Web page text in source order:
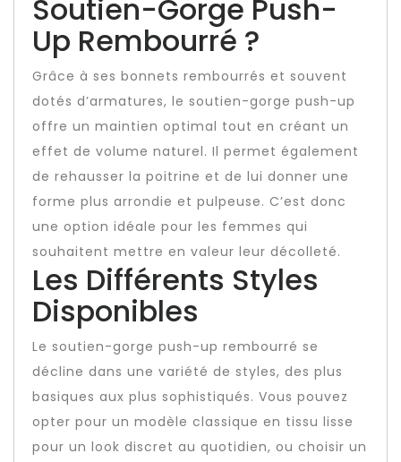
Soutien-Gorge Push-
Up Rembourré ?
Grâce à ses bonnets rembourrés et souvent
dotés d’armatures, le soutien-gorge push-up
offre un maintien optimal tout en créant un
effet de volume naturel. Il permet également
de rehausser la poitrine et de lui donner une
forme plus arrondie et pulpeuse. C’est donc
une option idéale pour les femmes qui
souhaitent mettre en valeur leur décolleté.
Les Différents Styles
Disponibles
Le soutien-gorge push-up rembourré se
décline dans une variété de styles, des plus
basiques aux plus sophistiqués. Vous pouvez
opter pour un modèle classique en tissu lisse
pour un look discret au quotidien, ou choisir un